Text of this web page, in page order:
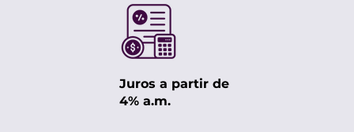
Juros a partir de
4% a.m.